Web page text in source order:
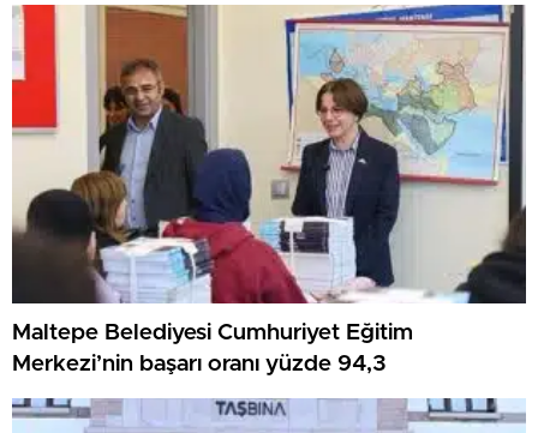
Maltepe Belediyesi Cumhuriyet Eğitim
Merkezi’nin başarı oranı yüzde 94,3